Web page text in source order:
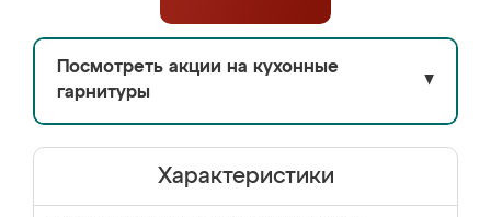
Посмотреть акции на кухонные
гарнитуры
▼
Характеристики